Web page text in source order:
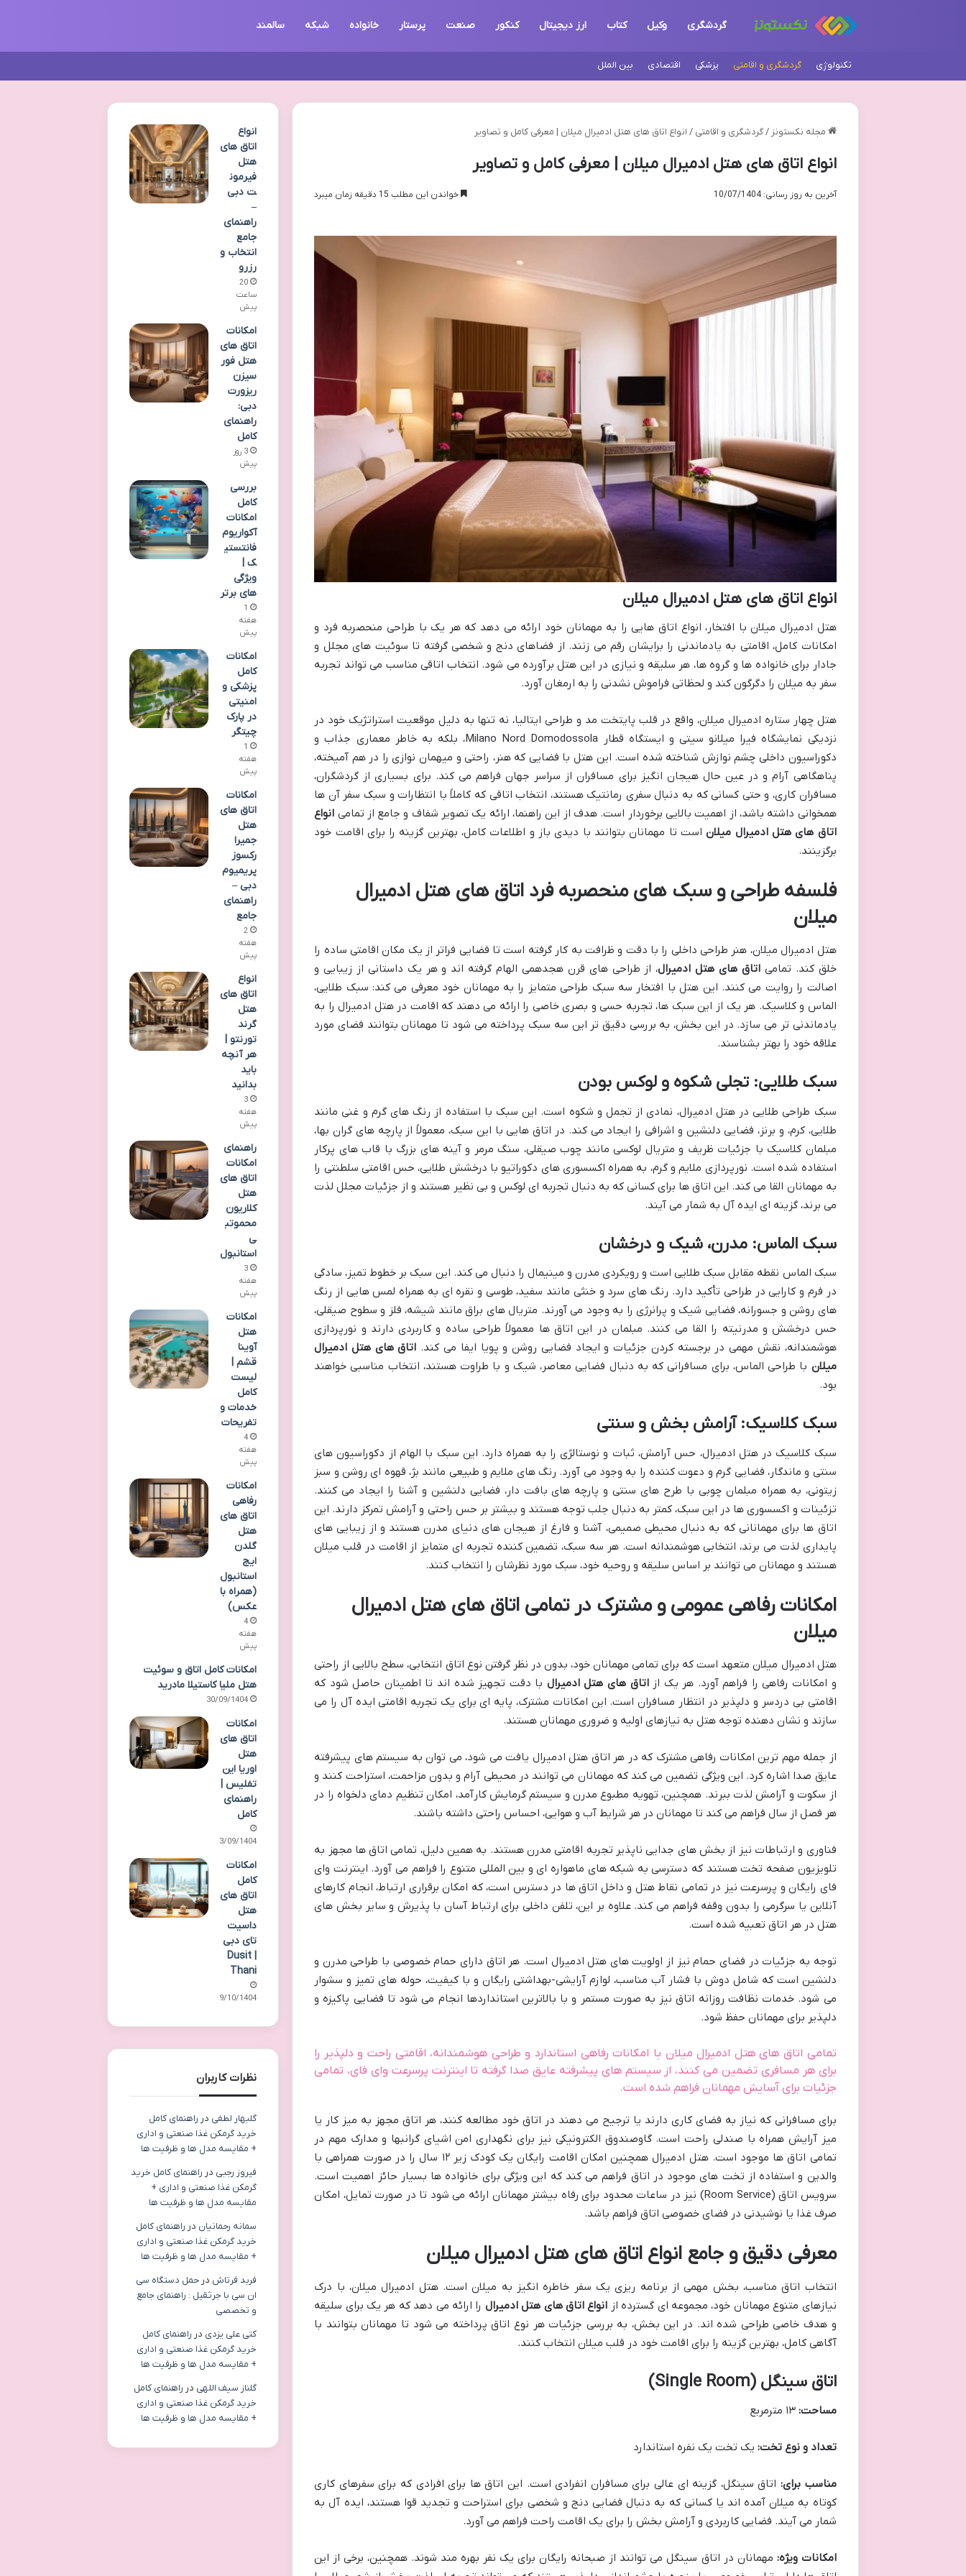
گردشگری وکیل کتاب ارز دیجیتال کنکور صنعت پرستار خانواده شبکه سالمند
تکنولوژی گردشگری و اقامتی پزشکی اقتصادی بین الملل
مجله نکستونز / گردشگری و اقامتی / انواع اتاق های هتل ادمیرال میلان | معرفی کامل و تصاویر
انواع اتاق های هتل ادمیرال میلان | معرفی کامل و تصاویر
آخرین به روز رسانی: 10/07/1404 خواندن این مطلب 15 دقیقه زمان میبرد
انواع اتاق های هتل ادمیرال میلان
هتل ادمیرال میلان با افتخار، انواع اتاق هایی را به مهمانان خود ارائه می دهد که هر یک با طراحی منحصربه فرد و
امکانات کامل، اقامتی به یادماندنی را برایشان رقم می زنند. از فضاهای دنج و شخصی گرفته تا سوئیت های مجلل و
جادار برای خانواده ها و گروه ها، هر سلیقه و نیازی در این هتل برآورده می شود. انتخاب اتاقی مناسب می تواند تجربه
سفر به میلان را دگرگون کند و لحظاتی فراموش نشدنی را به ارمغان آورد.
هتل چهار ستاره ادمیرال میلان، واقع در قلب پایتخت مد و طراحی ایتالیا، نه تنها به دلیل موقعیت استراتژیک خود در
نزدیکی نمایشگاه فیرا میلانو سیتی و ایستگاه قطار Milano Nord Domodossola، بلکه به خاطر معماری جذاب و
دکوراسیون داخلی چشم نوازش شناخته شده است. این هتل با فضایی که هنر، راحتی و میهمان نوازی را در هم آمیخته،
پناهگاهی آرام و در عین حال هیجان انگیز برای مسافران از سراسر جهان فراهم می کند. برای بسیاری از گردشگران،
مسافران کاری، و حتی کسانی که به دنبال سفری رمانتیک هستند، انتخاب اتاقی که کاملاً با انتظارات و سبک سفر آن ها
همخوانی داشته باشد، از اهمیت بالایی برخوردار است. هدف از این راهنما، ارائه یک تصویر شفاف و جامع از تمامی انواع
اتاق های هتل ادمیرال میلاناست تا مهمانان بتوانند با دیدی باز و اطلاعات کامل، بهترین گزینه را برای اقامت خود
برگزینند.
فلسفه طراحی و سبک های منحصربه فرد اتاق های هتل ادمیرال
میلان
هتل ادمیرال میلان، هنر طراحی داخلی را با دقت و ظرافت به کار گرفته است تا فضایی فراتر از یک مکان اقامتی ساده را
خلق کند. تمامیاتاق های هتل ادمیرال، از طراحی های قرن هجدهمی الهام گرفته اند و هر یک داستانی از زیبایی و
اصالت را روایت می کنند. این هتل با افتخار سه سبک طراحی متمایز را به مهمانان خود معرفی می کند: سبک طلایی،
الماس و کلاسیک. هر یک از این سبک ها، تجربه حسی و بصری خاصی را ارائه می دهند که اقامت در هتل ادمیرال را به
یادماندنی تر می سازد. در این بخش، به بررسی دقیق تر این سه سبک پرداخته می شود تا مهمانان بتوانند فضای مورد
علاقه خود را بهتر بشناسند.
سبک طلایی: تجلی شکوه و لوکس بودن
سبک طراحی طلایی در هتل ادمیرال، نمادی از تجمل و شکوه است. این سبک با استفاده از رنگ های گرم و غنی مانند
طلایی، کرم، و برنز، فضایی دلنشین و اشرافی را ایجاد می کند. در اتاق هایی با این سبک، معمولاً از پارچه های گران بها،
مبلمان کلاسیک با جزئیات ظریف و متریال لوکسی مانند چوب صیقلی، سنگ مرمر و آینه های بزرگ با قاب های پرکار
استفاده شده است. نورپردازی ملایم و گرم، به همراه اکسسوری های دکوراتیو با درخشش طلایی، حس اقامتی سلطنتی را
به مهمانان القا می کند. این اتاق ها برای کسانی که به دنبال تجربه ای لوکس و بی نظیر هستند و از جزئیات مجلل لذت
می برند، گزینه ای ایده آل به شمار می آیند.
سبک الماس: مدرن، شیک و درخشان
سبک الماس نقطه مقابل سبک طلایی است و رویکردی مدرن و مینیمال را دنبال می کند. این سبک بر خطوط تمیز، سادگی
در فرم و کارایی در طراحی تأکید دارد. رنگ های سرد و خنثی مانند سفید، طوسی و نقره ای به همراه لمس هایی از رنگ
های روشن و جسورانه، فضایی شیک و پرانرژی را به وجود می آورند. متریال های براق مانند شیشه، فلز و سطوح صیقلی،
حس درخشش و مدرنیته را القا می کنند. مبلمان در این اتاق ها معمولاً طراحی ساده و کاربردی دارند و نورپردازی
هوشمندانه، نقش مهمی در برجسته کردن جزئیات و ایجاد فضایی روشن و پویا ایفا می کند. اتاق های هتل ادمیرال
میلان با طراحی الماس، برای مسافرانی که به دنبال فضایی معاصر، شیک و با طراوت هستند، انتخاب مناسبی خواهند
بود.
سبک کلاسیک: آرامش بخش و سنتی
سبک کلاسیک در هتل ادمیرال، حس آرامش، ثبات و نوستالژی را به همراه دارد. این سبک با الهام از دکوراسیون های
سنتی و ماندگار، فضایی گرم و دعوت کننده را به وجود می آورد. رنگ های ملایم و طبیعی مانند بژ، قهوه ای روشن و سبز
زیتونی، به همراه مبلمان چوبی با طرح های سنتی و پارچه های بافت دار، فضایی دلنشین و آشنا را ایجاد می کنند.
تزئینات و اکسسوری ها در این سبک، کمتر به دنبال جلب توجه هستند و بیشتر بر حس راحتی و آرامش تمرکز دارند. این
اتاق ها برای مهمانانی که به دنبال محیطی صمیمی، آشنا و فارغ از هیجان های دنیای مدرن هستند و از زیبایی های
پایداری لذت می برند، انتخابی هوشمندانه است. هر سه سبک، تضمین کننده تجربه ای متمایز از اقامت در قلب میلان
هستند و مهمانان می توانند بر اساس سلیقه و روحیه خود، سبک مورد نظرشان را انتخاب کنند.
امکانات رفاهی عمومی و مشترک در تمامی اتاق های هتل ادمیرال
میلان
هتل ادمیرال میلان متعهد است که برای تمامی مهمانان خود، بدون در نظر گرفتن نوع اتاق انتخابی، سطح بالایی از راحتی
و امکانات رفاهی را فراهم آورد. هر یک ازاتاق های هتل ادمیرال با دقت تجهیز شده اند تا اطمینان حاصل شود که
اقامتی بی دردسر و دلپذیر در انتظار مسافران است. این امکانات مشترک، پایه ای برای یک تجربه اقامتی ایده آل را می
سازند و نشان دهنده توجه هتل به نیازهای اولیه و ضروری مهمانان هستند.
از جمله مهم ترین امکانات رفاهی مشترک که در هر اتاق هتل ادمیرال یافت می شود، می توان به سیستم های پیشرفته
عایق صدا اشاره کرد. این ویژگی تضمین می کند که مهمانان می توانند در محیطی آرام و بدون مزاحمت، استراحت کنند و
از سکوت و آرامش لذت ببرند. همچنین، تهویه مطبوع مدرن و سیستم گرمایش کارآمد، امکان تنظیم دمای دلخواه را در
هر فصل از سال فراهم می کند تا مهمانان در هر شرایط آب و هوایی، احساس راحتی داشته باشند.
فناوری و ارتباطات نیز از بخش های جدایی ناپذیر تجربه اقامتی مدرن هستند. به همین دلیل، تمامی اتاق ها مجهز به
تلویزیون صفحه تخت هستند که دسترسی به شبکه های ماهواره ای و بین المللی متنوع را فراهم می آورد. اینترنت وای
فای رایگان و پرسرعت نیز در تمامی نقاط هتل و داخل اتاق ها در دسترس است، که امکان برقراری ارتباط، انجام کارهای
آنلاین یا سرگرمی را بدون وقفه فراهم می کند. علاوه بر این، تلفن داخلی برای ارتباط آسان با پذیرش و سایر بخش های
هتل در هر اتاق تعبیه شده است.
توجه به جزئیات در فضای حمام نیز از اولویت های هتل ادمیرال است. هر اتاق دارای حمام خصوصی با طراحی مدرن و
دلنشین است که شامل دوش با فشار آب مناسب، لوازم آرایشی-بهداشتی رایگان و با کیفیت، حوله های تمیز و سشوار
می شود. خدمات نظافت روزانه اتاق نیز به صورت مستمر و با بالاترین استانداردها انجام می شود تا فضایی پاکیزه و
دلپذیر برای مهمانان حفظ شود.
تمامی اتاق های هتل ادمیرال میلان با امکانات رفاهی استاندارد و طراحی هوشمندانه، اقامتی راحت و دلپذیر را
برای هر مسافری تضمین می کنند، از سیستم های پیشرفته عایق صدا گرفته تا اینترنت پرسرعت وای فای، تمامی
جزئیات برای آسایش مهمانان فراهم شده است.
برای مسافرانی که نیاز به فضای کاری دارند یا ترجیح می دهند در اتاق خود مطالعه کنند، هر اتاق مجهز به میز کار یا
میز آرایش همراه با صندلی راحت است. گاوصندوق الکترونیکی نیز برای نگهداری امن اشیای گرانبها و مدارک مهم در
تمامی اتاق ها موجود است. هتل ادمیرال همچنین امکان اقامت رایگان یک کودک زیر ۱۲ سال را در صورت همراهی با
والدین و استفاده از تخت های موجود در اتاق فراهم می کند که این ویژگی برای خانواده ها بسیار حائز اهمیت است.
سرویس اتاق (Room Service) نیز در ساعات محدود برای رفاه بیشتر مهمانان ارائه می شود تا در صورت تمایل، امکان
صرف غذا یا نوشیدنی در فضای خصوصی اتاق فراهم باشد.
معرفی دقیق و جامع انواع اتاق های هتل ادمیرال میلان
انتخاب اتاق مناسب، بخش مهمی از برنامه ریزی یک سفر خاطره انگیز به میلان است. هتل ادمیرال میلان، با درک
نیازهای متنوع مهمانان خود، مجموعه ای گسترده از انواع اتاق های هتل ادمیرال را ارائه می دهد که هر یک برای سلیقه
و هدف خاصی طراحی شده اند. در این بخش، به بررسی جزئیات هر نوع اتاق پرداخته می شود تا مهمانان بتوانند با
آگاهی کامل، بهترین گزینه را برای اقامت خود در قلب میلان انتخاب کنند.
اتاق سینگل (Single Room)
مساحت: ۱۳ مترمربع
تعداد و نوع تخت: یک تخت یک نفره استاندارد
مناسب برای: اتاق سینگل، گزینه ای عالی برای مسافران انفرادی است. این اتاق ها برای افرادی که برای سفرهای کاری
کوتاه به میلان آمده اند یا کسانی که به دنبال فضایی دنج و شخصی برای استراحت و تجدید قوا هستند، ایده آل به
شمار می آیند. فضایی کاربردی و آرامش بخش را برای یک اقامت راحت فراهم می آورد.
امکانات ویژه: مهمانان در اتاق سینگل می توانند از صبحانه رایگان برای یک نفر بهره مند شوند. همچنین، برخی از این
انواع
اتاق های
هتل
فیرمون
ت دبی
–
راهنمای
جامع
انتخاب و
رزرو
20
ساعت
پیش
امکانات
اتاق های
هتل فور
سیزن
ریزورت
دبی:
راهنمای
کامل
3 روز
پیش
بررسی
کامل
امکانات
آکواریوم
فانتستی
ک |
ویژگی
های برتر
1
هفته
پیش
امکانات
کامل
پزشکی و
امنیتی
در پارک
چیتگر
1
هفته
پیش
امکانات
اتاق های
هتل
جمیرا
رکسوز
پریمیوم
دبی –
راهنمای
جامع
2
هفته
پیش
انواع
اتاق های
هتل
گرند
تورنتو |
هر آنچه
باید
بدانید
3
هفته
پیش
راهنمای
امکانات
اتاق های
هتل
کلاریون
محموتب
ی
استانبول
3
هفته
پیش
امکانات
هتل
آوینا
قشم |
لیست
کامل
خدمات و
تفریحات
4
هفته
پیش
امکانات
رفاهی
اتاق های
هتل
گلدن
ایج
استانبول
(همراه با
عکس)
4
هفته
پیش
امکانات کامل اتاق و سوئیت
هتل ملیا کاستیلا مادرید
30/09/1404
امکانات
اتاق های
هتل
اوریا این
تفلیس |
راهنمای
کامل
23/09/1404
امکانات
کامل
اتاق های
هتل
داسیت
تای دبی
| Dusit
Thani
09/10/1404
نظرات کاربران
گلبهار لطفی در راهنمای کامل
خرید گرمکن غذا صنعتی و اداری
+ مقایسه مدل ها و ظرفیت ها
فیروز رجبی در راهنمای کامل خرید
گرمکن غذا صنعتی و اداری +
مقایسه مدل ها و ظرفیت ها
سمانه رحمانیان در راهنمای کامل
خرید گرمکن غذا صنعتی و اداری
+ مقایسه مدل ها و ظرفیت ها
فربد فرتاش در حمل دستگاه سی
ان سی با جرثقیل : راهنمای جامع
و تخصصی
کتی علی یزدی در راهنمای کامل
خرید گرمکن غذا صنعتی و اداری
+ مقایسه مدل ها و ظرفیت ها
گلناز سیف اللهی در راهنمای کامل
خرید گرمکن غذا صنعتی و اداری
+ مقایسه مدل ها و ظرفیت ها